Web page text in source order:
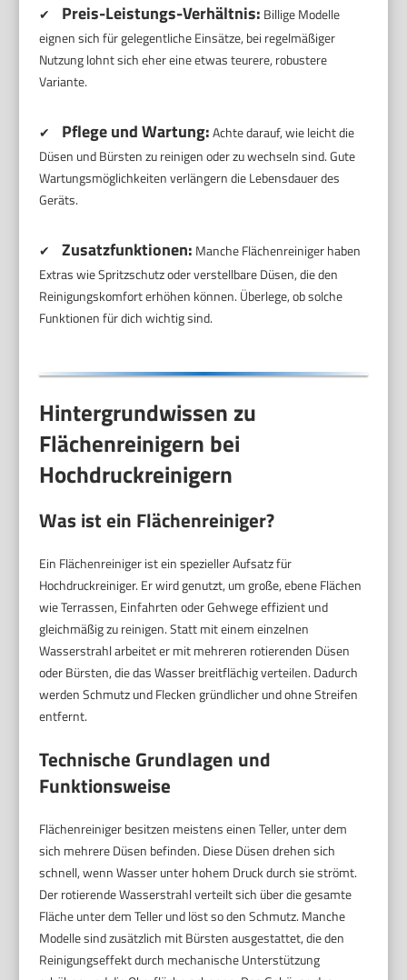
✔ Preis-Leistungs-Verhältnis: Billige Modelle
eignen sich für gelegentliche Einsätze, bei regelmäßiger
Nutzung lohnt sich eher eine etwas teurere, robustere
Variante.
✔ Pflege und Wartung:Achte darauf, wie leicht die
Düsen und Bürsten zu reinigen oder zu wechseln sind. Gute
Wartungsmöglichkeiten verlängern die Lebensdauer des
Geräts.
✔ Zusatzfunktionen: Manche Flächenreiniger haben
Extras wie Spritzschutz oder verstellbare Düsen, die den
Reinigungskomfort erhöhen können. Überlege, ob solche
Funktionen für dich wichtig sind.
Hintergrundwissen zu
Flächenreinigern bei
Hochdruckreinigern
Was ist ein Flächenreiniger?
Ein Flächenreiniger ist ein spezieller Aufsatz für
Hochdruckreiniger. Er wird genutzt, um große, ebene Flächen
wie Terrassen, Einfahrten oder Gehwege effizient und
gleichmäßig zu reinigen. Statt mit einem einzelnen
Wasserstrahl arbeitet er mit mehreren rotierenden Düsen
oder Bürsten, die das Wasser breitflächig verteilen. Dadurch
werden Schmutz und Flecken gründlicher und ohne Streifen
entfernt.
Technische Grundlagen und
Funktionsweise
Flächenreiniger besitzen meistens einen Teller, unter dem
sich mehrere Düsen befinden. Diese Düsen drehen sich
schnell, wenn Wasser unter hohem Druck durch sie strömt.
Der rotierende Wasserstrahl verteilt sich über die gesamte
Fläche unter dem Teller und löst so den Schmutz. Manche
Modelle sind zusätzlich mit Bürsten ausgestattet, die den
Reinigungseffekt durch mechanische Unterstützung